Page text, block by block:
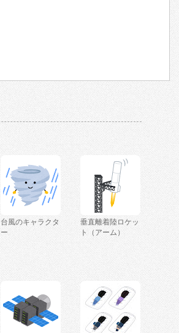
台風のキャラクタ
ー
垂直離着陸ロケッ
ト（アーム）